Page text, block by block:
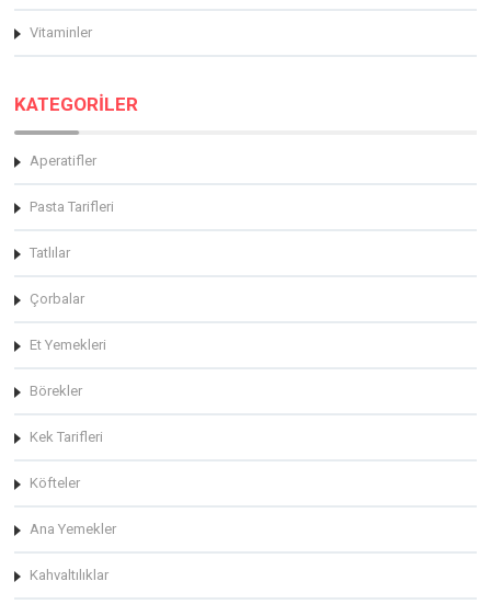
Vitaminler
KATEGORİLER
Aperatifler
Pasta Tarifleri
Tatlılar
Çorbalar
Et Yemekleri
Börekler
Kek Tarifleri
Köfteler
Ana Yemekler
Kahvaltılıklar